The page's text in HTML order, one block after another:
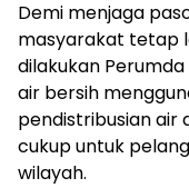
Demi menjaga
masyarakat tetap
dilakukan
air bersih
pendistribusian air
cukup untuk
wilayah.